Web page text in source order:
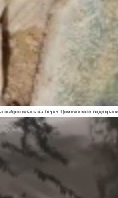
на берег Цимлянского